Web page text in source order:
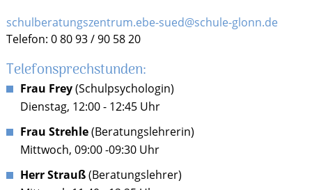
schulberatungszentrum.ebe-sued@schule-glonn.de
Telefon: 0 80 93 / 90 58 20
Telefonsprechstunden:
Frau Frey(Schulpsychologin)
Dienstag, 12:00 - 12:45 Uhr
Frau Strehle(Beratungslehrerin)
Mittwoch, 09:00 -09:30 Uhr
Herr Strauß(Beratungslehrer)